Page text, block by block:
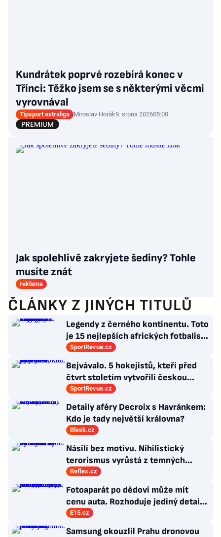
Kundrátek poprvé rozebírá konec v
Třinci: Těžko jsem se s některými věcmi
vyrovnával
Tipsport extraliga Miroslav Horák9. srpna 202605:00
Jak spolehlivě zakryjete šediny? Tohle
musíte znát
reklama
ČLÁNKY Z JINÝCH TITULŮ
Legendy z černého kontinentu. Toto
je 15 nejlepších afrických fotbalistů
všech dob
SportRevue.cz
Bejvávalo. 5 hokejistů, kteří před
čtvrt stoletím vytvořili českou
kolonii v Ottawě
SportRevue.cz
Detaily aféry Decroix s Havránkem:
Kdo je tady největší královna?
Blesk.cz
Násilí bez motivu. Nihilistický
terorismus vyrůstá z temných
koutů internetu a míří i na malé děti
Reflex.cz
Fotoaparát po dědovi může mít
cenu auta. Rozhoduje jediný detail,
který lehce přehlédnete
E15.cz
Samsung okouzlil Prahu dronovou